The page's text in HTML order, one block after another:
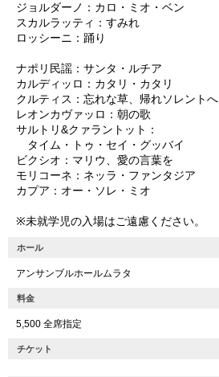
ジョルダーノ：カロ・ミオ・ベン
スカルラッティ：すみれ
ロッシーニ：踊り
ナポリ民謡：サンタ・ルチア
カルディッロ：カタリ・カタリ
クルティス：忘れな草、帰れソレントへ
レオンカヴァッロ：朝の歌
サルトリ&クァラントット：
タイム・トゥ・セイ・グッバイ
ビクシオ：マリウ、愛の言葉を
モリコーネ：ネッラ・ファンタジア
カプア：オー・ソレ・ミオ
※未就学児の入場はご遠慮ください。
ホール
アンサンブルホールムラタ
料金
5,500 全席指定
チケット